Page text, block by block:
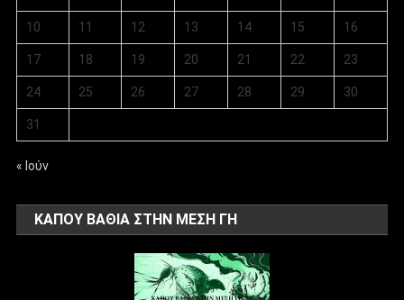
10 11 12 13 14 15 16
17 18 19 20 21 22 23
24 25 26 27 28 29 30
31
« Ιούν
ΚΑΠΟΥ ΒΑΘΙΑ ΣΤΗΝ ΜΕΣΗ ΓΗ